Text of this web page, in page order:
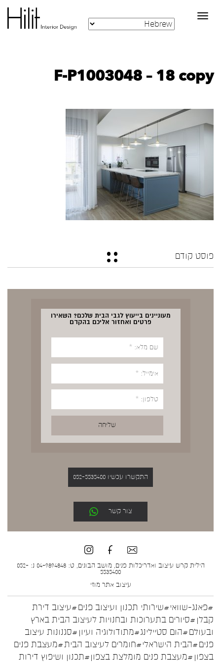
Toggle
navigation
F-P1003048 – 18 copy
פוסט קודם
מעוניינים בייעוץ לגבי הבית שלכם? השאירו
פרטים ואחזור אליכם בהקדם
התקשרו עכשיו 052-5535400
צור קשר
הילית קרש עיצוב ואדריכלות פנים, מושב הבונים, ט: 04-9894848 נ: 052-
5535400
עיצוב אתר מוזי
#פאנג-שוואי#שירותי תכנון ועיצוב פנים#עיצוב דירת
קבלן #סיורים בתערוכות ובחנויות לעיצוב הבית בארץ
ובעולם#הום סטיילינג#מתודולוגיה ועיון #סגנונות עיצוב
פנים#הבית הישראלי#חומרים לעיצוב הבית#מעצבת פנים
בצפון #מעצבת פנים מומלצת בצפון#תכנון ושיפוץ דירות